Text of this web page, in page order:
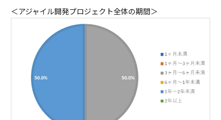
＜アジャイル開発プロジェクト全体の期間＞